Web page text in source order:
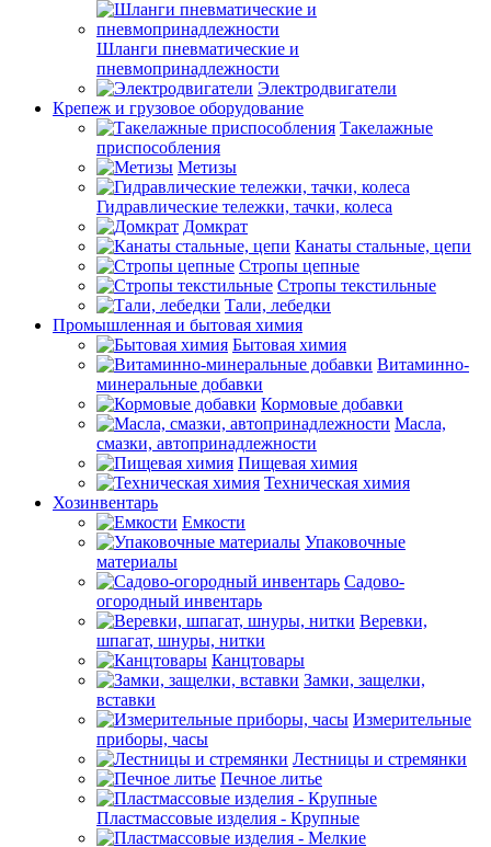
Шланги пневматические и
пневмопринадлежности
Электродвигатели
Крепеж и грузовое оборудование
Такелажные
приспособления
Метизы
Гидравлические тележки, тачки, колеса
Домкрат
Канаты стальные, цепи
Стропы цепные
Стропы текстильные
Тали, лебедки
Промышленная и бытовая химия
Бытовая химия
Витаминно-
минеральные добавки
Кормовые добавки
Масла,
смазки, автопринадлежности
Пищевая химия
Техническая химия
Хозинвентарь
Емкости
Упаковочные
материалы
Садово-
огородный инвентарь
Веревки,
шпагат, шнуры, нитки
Канцтовары
Замки, защелки,
вставки
Измерительные
приборы, часы
Лестницы и стремянки
Печное литье
Пластмассовые изделия - Крупные